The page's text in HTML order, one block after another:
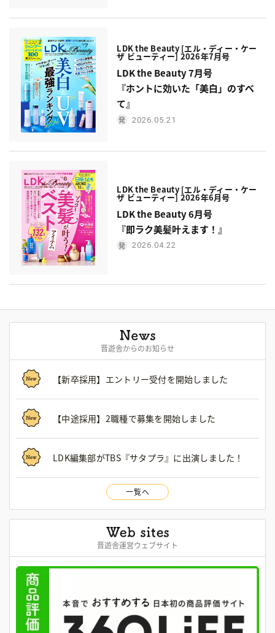
LDK the Beauty [エル・ディー・ケー
ザ ビューティー] 2026年7月号
LDK the Beauty 7月号
『ホントに効いた「美白」のすべ
て』
2026.05.21
LDK the Beauty [エル・ディー・ケー
ザ ビューティー] 2026年6月号
LDK the Beauty 6月号
『即ラク美髪叶えます！』
2026.04.22
晋遊舎からのお知らせ
【新卒採用】エントリー受付を開始しました
【中途採用】2職種で募集を開始しました
LDK編集部がTBS『サタプラ』に出演しました！
一覧へ
晋遊舎運営ウェブサイト